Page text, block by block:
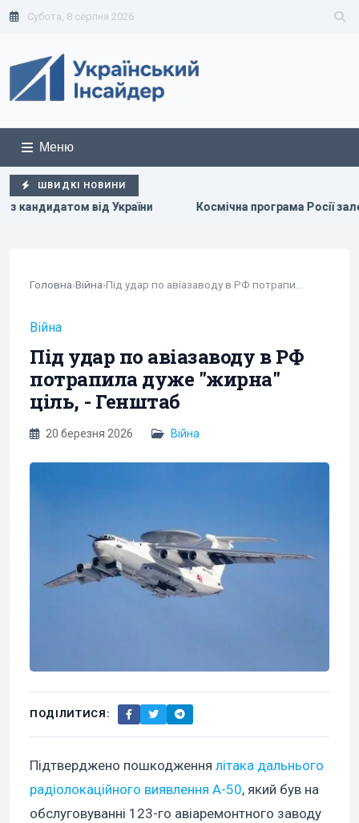
Субота, 8 серпня 2026
Меню
ШВИДКІ НОВИНИ
Космічна програма Росії залежить від Китаю: ЗМІ
Головна›Війна›
Війна
Під удар по авіазаводу в РФ
потрапила дуже "жирна"
ціль, - Генштаб
20 березня 2026 Війна
ПОДІЛИТИСЯ:
Підтверджено пошкодження літака дальнього
радіолокаційного виявлення А-50, який був на
обслуговуванні 123-го авіаремонтного заводу